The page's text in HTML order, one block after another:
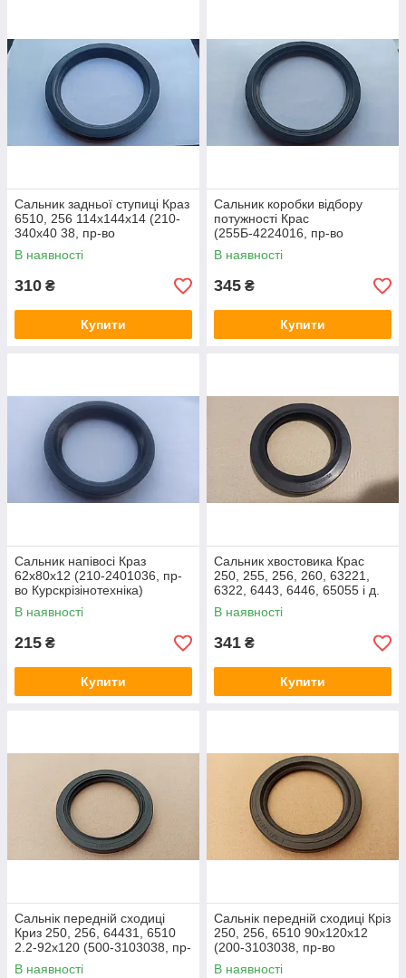
Сальник задньої ступиці Краз
6510, 256 114х144x14 (210-
340x40 38, пр-во
Курськрезинотехніка)
В наявності
310 ₴
Купити
Сальник коробки відбору
потужності Крас
(255Б-4224016, пр-во
Курскрізинотехніка)
В наявності
345 ₴
Купити
Сальник напівосі Краз
62х80х12 (210-2401036, пр-
во Курскрізінотехніка)
В наявності
215 ₴
Купити
Сальник хвостовика Крас
250, 255, 256, 260, 63221,
6322, 6443, 6446, 65055 і д.
74х102х12х14 (200-2402052-
Б2)
В наявності
341 ₴
Купити
Сальнік передній сходиці
Криз 250, 256, 64431, 6510
2.2-92х120 (500-3103038, пр-
во Білорусьрезинотехніка)
В наявності
Сальнік передній сходиці Кріз
250, 256, 6510 90х120х12
(200-3103038, пр-во
Білорусьрезинотехніка)
В наявності